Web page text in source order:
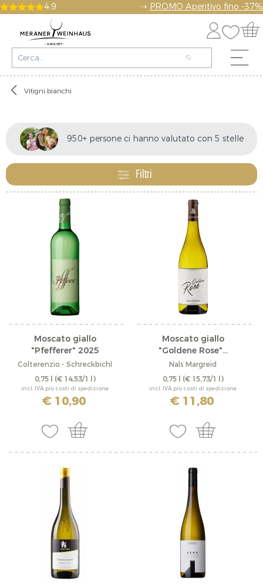
4.9 ➝ PROMO Aperitivo fino -37%
Vitigni bianchi
950+ persone ci hanno valutato con 5 stelle
Filtri
Moscato giallo
"Pfefferer" 2025
Colterenzio - Schreckbichl
0,75 l (€ 14,53/1 l)
incl. IVA più costi di spedizione
€ 10,90
Moscato giallo
"Goldene Rose"...
Nals Margreid
0,75 l (€ 15,73/1 l)
incl. IVA più costi di spedizione
€ 11,80